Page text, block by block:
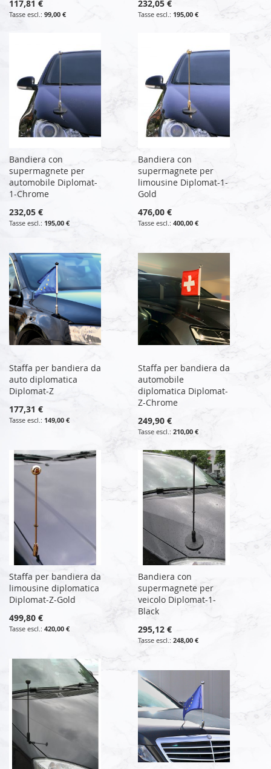
117,81 €
99,00 €
232,05 €
195,00 €
Bandiera con
supermagnete per
automobile Diplomat-
1-Chrome
232,05 €
195,00 €
Bandiera con
supermagnete per
limousine Diplomat-1-
Gold
476,00 €
400,00 €
Staffa per bandiera da
auto diplomatica
Diplomat-Z
177,31 €
149,00 €
Staffa per bandiera da
automobile
diplomatica Diplomat-
Z-Chrome
249,90 €
210,00 €
Staffa per bandiera da
limousine diplomatica
Diplomat-Z-Gold
499,80 €
420,00 €
Bandiera con
supermagnete per
veicolo Diplomat-1-
Black
295,12 €
248,00 €